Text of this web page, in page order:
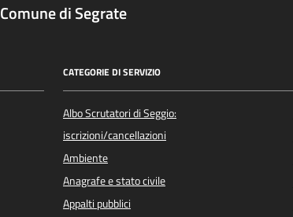
Comune di Segrate
CATEGORIE DI SERVIZIO
Albo Scrutatori di Seggio:
iscrizioni/cancellazioni
Ambiente
Anagrafe e stato civile
Appalti pubblici